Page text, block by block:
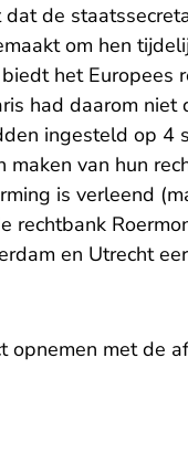
de
om hen
het
had daarom
ingesteld op 4
maken van hun
is verleend
rechtbank
en Utrecht
opnemen met de
verlaat